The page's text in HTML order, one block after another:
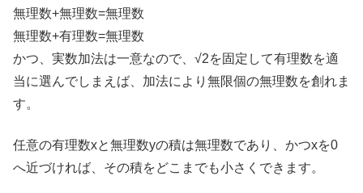
無理数+無理数=無理数
無理数+有理数=無理数
かつ、実数加法は一意なので、√2を固定して有理数を適
当に選んでしまえば、加法により無限個の無理数を創れま
す。
任意の有理数xと無理数yの積は無理数であり、かつxを0
へ近づければ、その積をどこまでも小さくできます。